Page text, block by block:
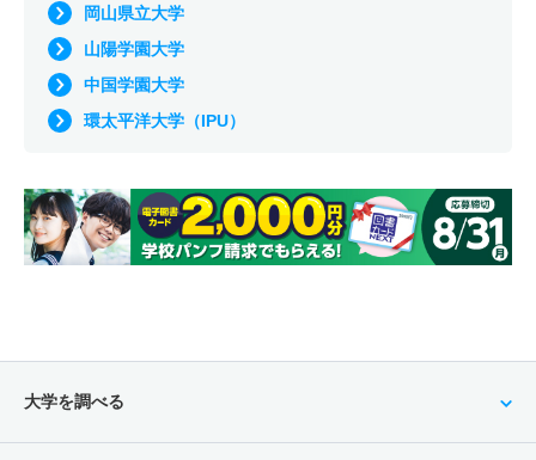
岡山県立大学
山陽学園大学
中国学園大学
環太平洋大学（IPU）
大学を調べる